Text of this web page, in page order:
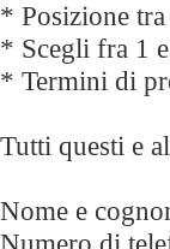
* Posizione
* Scegli fra 1
* Termini di
Tutti questi e
Nome e